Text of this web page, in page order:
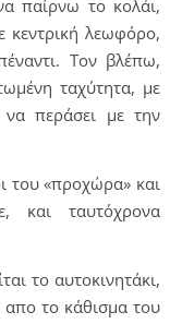
παίρνω το κολάι,
κεντρική λεωφόρο,
Τον βλέπω,
ταχύτητα, με
περάσει με την
του «προχώρα» και
και ταυτόχρονα
το αυτοκινητάκι,
απο το κάθισμα του